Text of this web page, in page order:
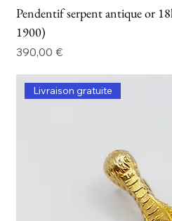
Pendentif serpent antique or
1900)
Prix
390,00 €
Livraison gratuite